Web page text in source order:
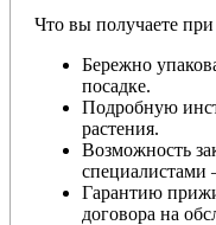
Что вы получаете при
Бережно
посадке.
Подробную
растения.
Возможность
специалистами
Гарантию
договора на